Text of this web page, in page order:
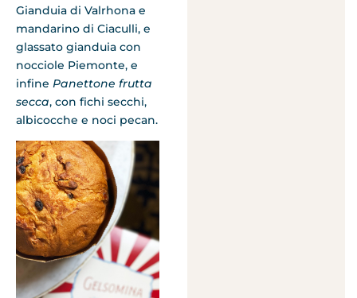
Gianduia di Valrhona e
mandarino di Ciaculli, e
glassato gianduia con
nocciole Piemonte, e
infine Panettone frutta
secca, con fichi secchi,
albicocche e noci pecan.